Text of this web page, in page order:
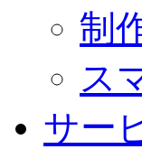
制
ス
サー